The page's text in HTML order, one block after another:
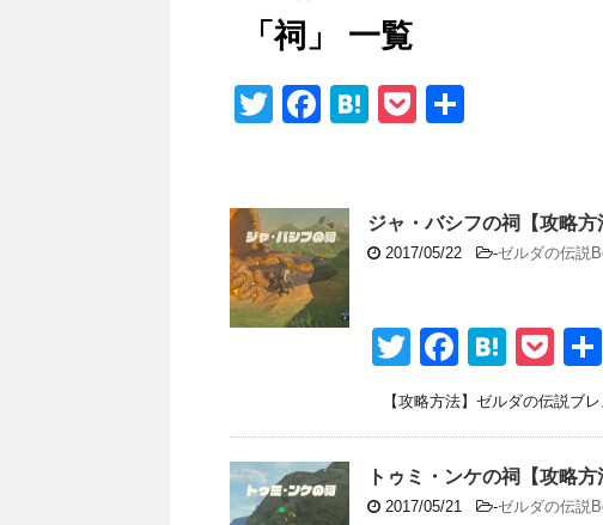
「祠」 一覧
T
er
F
e
b
o
o
H
n
a
P
et
ジャ・バシフの祠【攻略
2017/05/22 -ゼルダの伝説
T
wi
tt
er
F
a
c
e
b
H
at
e
n
a
P
o
ck
et
【攻略方法】ゼルダの伝説ブ
トゥミ・ンケの祠【攻略
2017/05/21 -ゼルダの伝説